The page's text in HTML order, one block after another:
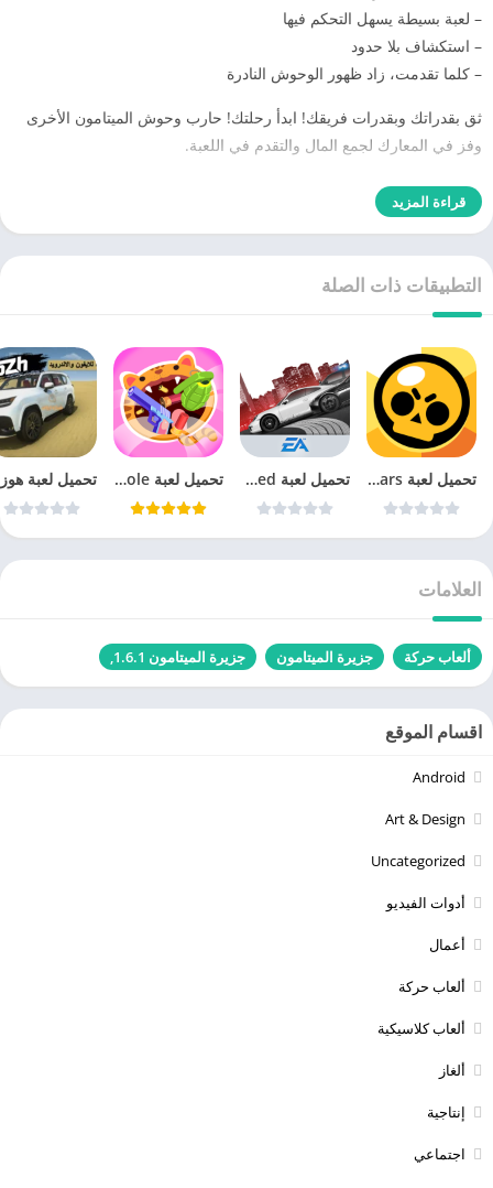
– لعبة بسيطة يسهل التحكم فيها
– استكشاف بلا حدود
– كلما تقدمت، زاد ظهور الوحوش النادرة
ثق بقدراتك وبقدرات فريقك! ابدأ رحلتك! حارب وحوش الميتامون الأخرى
وفز في المعارك لجمع المال والتقدم في اللعبة.
قراءة المزيد
التطبيقات ذات الصلة
تحميل لعبة Brawl Stars‏ تحميل لعبة need for speed most wanted للاندرويد تحميل لعبة Attack Hole
العلامات
ألعاب حركة جزيرة الميتامون جزيرة الميتامون 1.6.1,
اقسام الموقع
Android
Art & Design
Uncategorized
أدوات الفيديو
أعمال
ألعاب حركة
ألعاب كلاسيكية
ألغاز
إنتاجية
اجتماعي